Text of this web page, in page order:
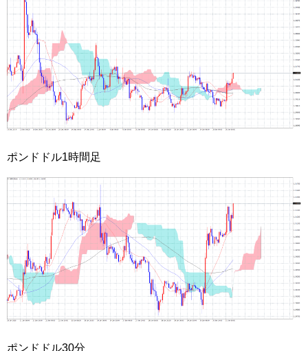
ポンドドル1時間足
ポンドドル30分